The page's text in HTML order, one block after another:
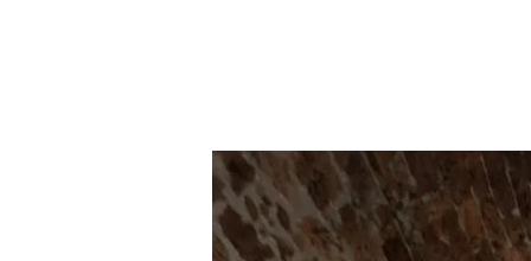
Explorez
les
remparts
ouest